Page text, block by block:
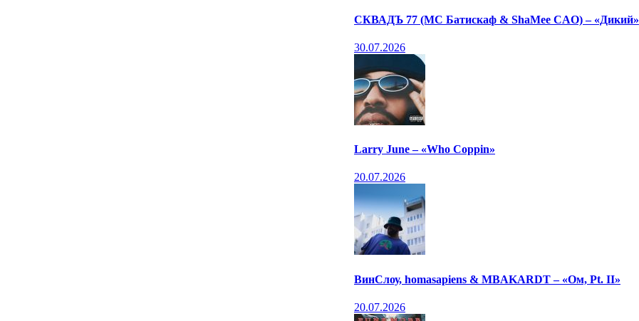
СКВАДЪ 77 (МС Батискаф & ShaMee CAO) – «Дикий»
30.07.2026
Larry June – «Who Coppin»
20.07.2026
ВинСлоу, homasapiens & MBAKARDT – «Ом, Pt. II»
20.07.2026